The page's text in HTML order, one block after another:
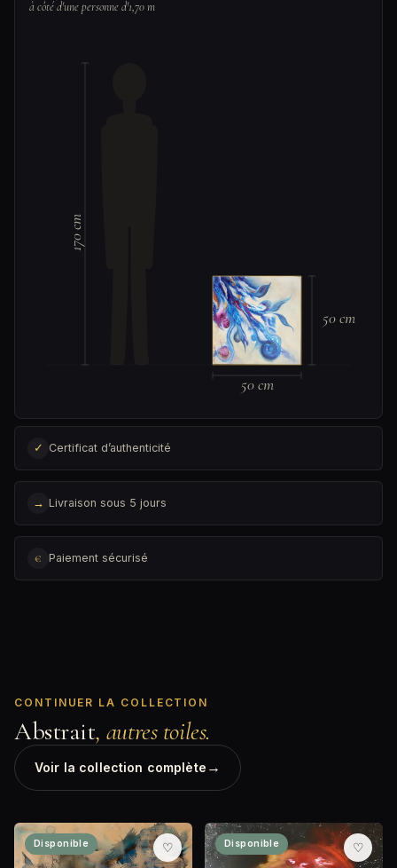
à côté d'une personne d'1,70 m
50 cm
50 cm
170 cm
✓ Certificat d’authenticité
→ Livraison sous 5 jours
€ Paiement sécurisé
CONTINUER LA COLLECTION
Abstrait, autres toiles.
Voir la collection complète →
Disponible ♡ Disponible ♡